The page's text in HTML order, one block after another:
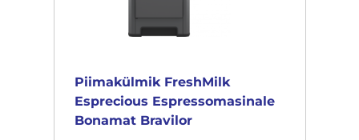
Piimakülmik FreshMilk
Esprecious Espressomasinale
Bonamat Bravilor